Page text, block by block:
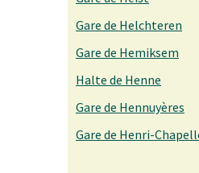
Gare de Helchteren
Gare de Hemiksem
Halte de Henne
Gare de Hennuyères
Gare de Henri-